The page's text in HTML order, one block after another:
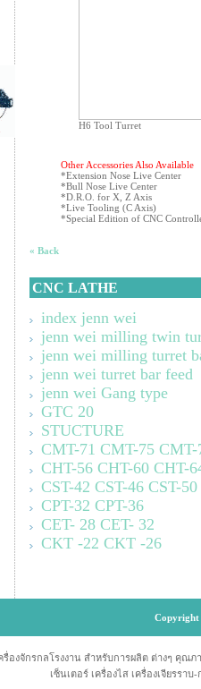
H6 Tool Turret
Other Accessories Also Available
*Extension Nose Live Center
*Bull Nose Live Center
*D.R.O. for X, Z Axis
*Live Tooling (C Axis)
*Special Edition of CNC
« Back
CNC LATHE
index jenn wei
jenn wei milling twin
jenn wei milling turret
jenn wei turret bar feed
jenn wei Gang type
GTC 20
STUCTURE
CMT-71 CMT-75 CMT-
CHT-56 CHT-60 CHT-
CST-42 CST-46 CST-50
CPT-32 CPT-36
CET- 28 CET- 32
CKT -22 CKT -26
Copyright
งจักรกลโรงงาน สำหรับการผลิต ต่างๆ คุณภ
เซ็นเตอร์ เครื่องไส เครื่องเจียรรา